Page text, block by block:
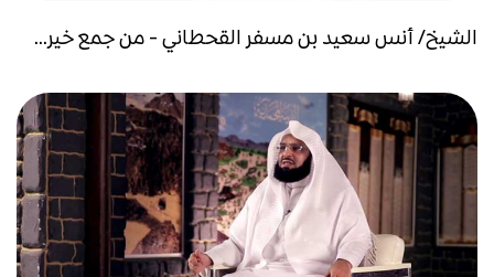
الشيخ/ أنس سعيد بن مسفر القحطاني - من جمع خير...